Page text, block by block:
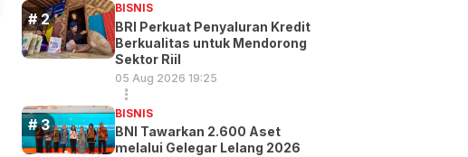
BISNIS
BRI Perkuat Penyaluran Kredit
Berkualitas untuk Mendorong
Sektor Riil
05 Aug 2026 19:25
BISNIS
BNI Tawarkan 2.600 Aset
melalui Gelegar Lelang 2026